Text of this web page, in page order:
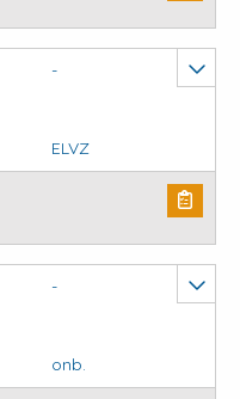
-
ELVZ
-
onb.